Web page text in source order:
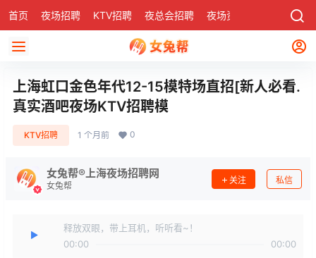
首页 夜场招聘 KTV招聘 夜总会招聘 夜场资讯 社区
上海虹口金色年代12-15模特场直招[新人必看.
真实酒吧夜场KTV招聘模
KTV招聘 1 个月前 0
女兔帮®上海夜场招聘网
女兔帮
关注 私信
释放双眼，带上耳机，听听看~！
00:00
00:00